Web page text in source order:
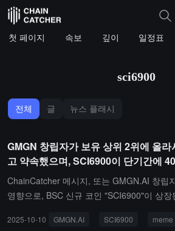
첫 페이지 속보 깊이 일정표
sci6900
전체 글 뉴스 플래시
GMGN 창립자가 보유 상위 2위에 올
고 약속했으며, SCI6900이 단기간에
ChainCatcher 메시지, 또는 GMGN.AI 창립
영향으로, BSC 신규 코인 "SCI6900"이 상
meme 코인 "수선"을 초과하여 현재 가격은
2025-10-10 GMGN.AI SCI6900 meme